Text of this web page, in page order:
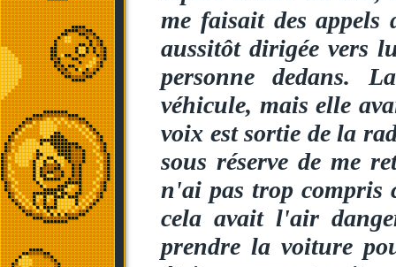
me faisait des
aussitôt dirigée vers
personne dedans.
véhicule, mais elle
voix est sortie de la
sous réserve de me
n'ai pas trop compris
cela avait l'air
prendre la voiture